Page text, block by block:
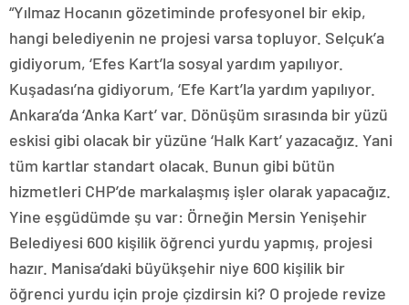
“Yılmaz Hocanın gözetiminde profesyonel bir ekip,
hangi belediyenin ne projesi varsa topluyor. Selçuk’a
gidiyorum, ‘Efes Kart’la sosyal yardım yapılıyor.
Kuşadası’na gidiyorum, ‘Efe Kart’la yardım yapılıyor.
Ankara’da ‘Anka Kart’ var. Dönüşüm sırasında bir yüzü
eskisi gibi olacak bir yüzüne ‘Halk Kart’ yazacağız. Yani
tüm kartlar standart olacak. Bunun gibi bütün
hizmetleri CHP’de markalaşmış işler olarak yapacağız.
Yine eşgüdümde şu var: Örneğin Mersin Yenişehir
Belediyesi 600 kişilik öğrenci yurdu yapmış, projesi
hazır. Manisa’daki büyükşehir niye 600 kişilik bir
öğrenci yurdu için proje çizdirsin ki? O projede revize